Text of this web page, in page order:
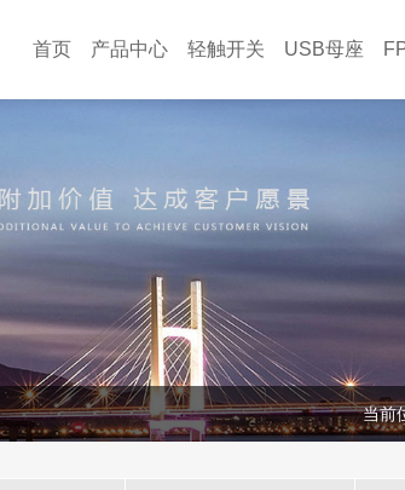
首页 产品中心 轻触开关 USB母座
当前